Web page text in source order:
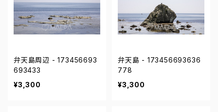
弁天島周辺 - 173456693
693433
¥3,300
弁天島 - 173456693636
778
¥3,300